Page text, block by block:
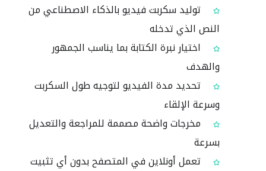
توليد سكربت فيديو بالذكاء الاصطناعي من
النص الذي تدخله
اختيار نبرة الكتابة بما يناسب الجمهور
والهدف
تحديد مدة الفيديو لتوجيه طول السكربت
وسرعة الإلقاء
مخرجات واضحة مصممة للمراجعة والتعديل
بسرعة
تعمل أونلاين في المتصفح بدون أي تثبيت